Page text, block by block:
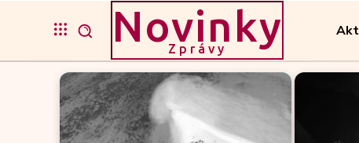
Novinky
Zprávy